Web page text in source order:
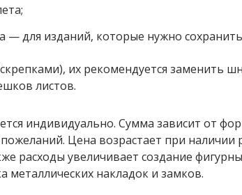
— для изданий, которые нужно
их рекомендуется заменить
листов.
индивидуально. Сумма зависит от
Цена возрастает при наличии
расходы увеличивает создание
накладок и замков.